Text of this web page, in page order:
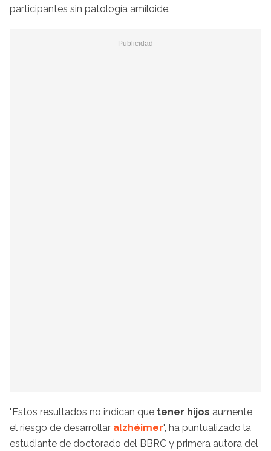
participantes sin patología amiloide.
"Estos resultados no indican que tener hijos aumente
el riesgo de desarrollar alzhéimer", ha puntualizado la
estudiante de doctorado del BBRC y primera autora del